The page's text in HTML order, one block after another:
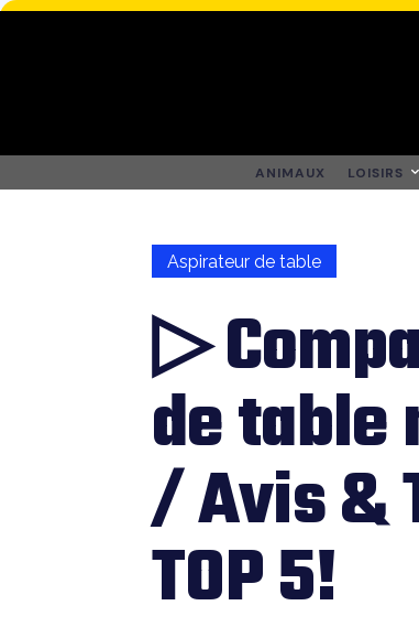
ANIMAUX LOISIRS
Aspirateur de table
▷
de table
/ Avis &
TOP 5!